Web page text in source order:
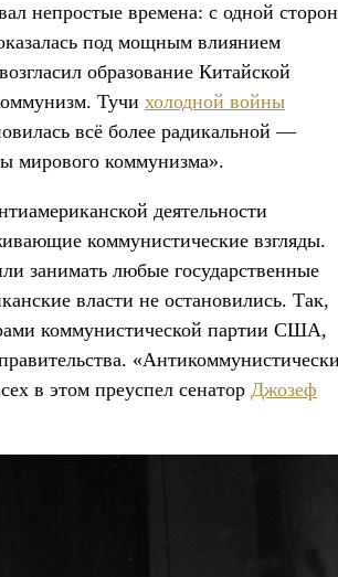
непростые времена: с одной
под мощным влиянием
образование Китайской
Тучи холодной войны
всё более радикальной —
мирового коммунизма».
деятельности
коммунистические взгляды.
занимать любые государственные
власти не остановились. Так,
коммунистической партии США,
в этом преуспел сенатор Джозеф